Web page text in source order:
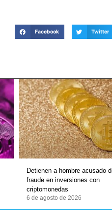
Facebook Twitter
Detienen a hombre acusado
fraude en inversiones con
criptomonedas
6 de agosto de 2026